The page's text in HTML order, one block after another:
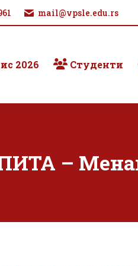
mail@vpsle.edu.rs
2026 Студенти
–